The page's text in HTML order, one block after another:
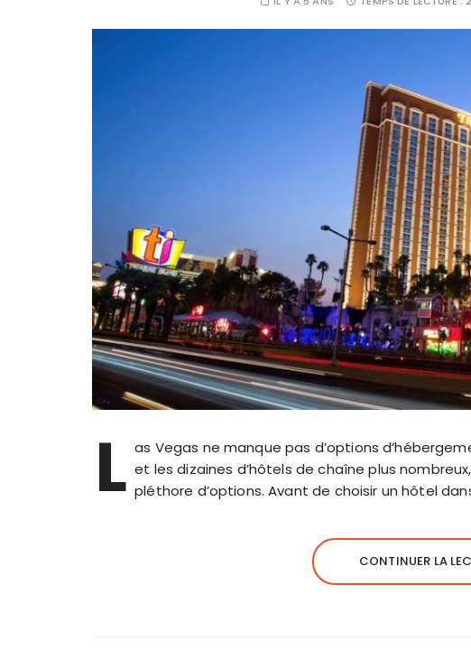
L as Vegas ne manque pas d’options
et les dizaines d’hôtels de chaîne plus
pléthore d’options. Avant de choisir un hôtel
CONTINUER LA